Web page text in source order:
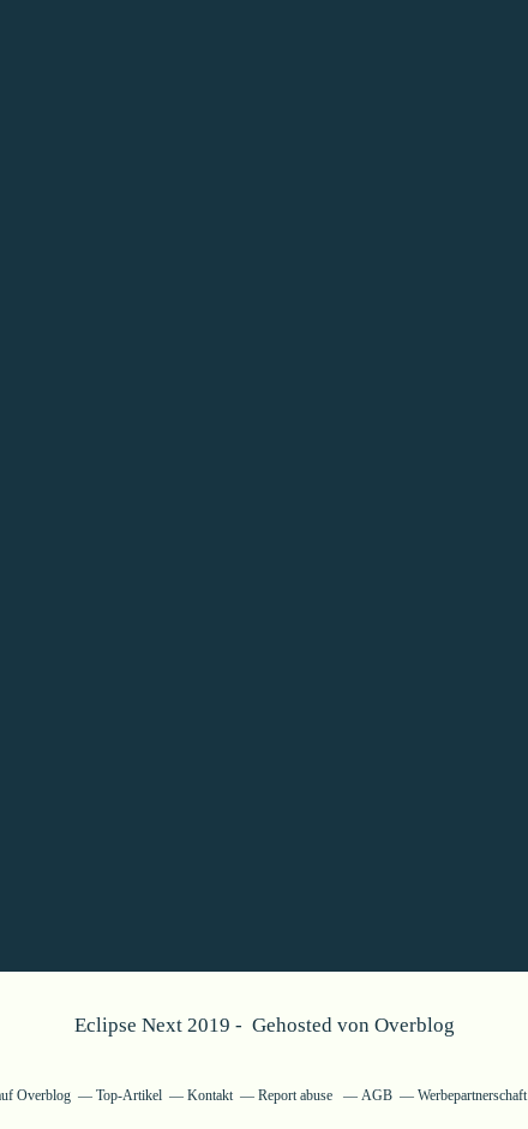
Eclipse Next 2019 - Gehosted von Overblog
Overblog Top-Artikel Kontakt Report abuse AGB Werbepartnerschaft